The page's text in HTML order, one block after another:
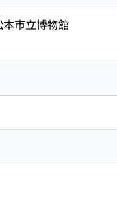
市立博物館